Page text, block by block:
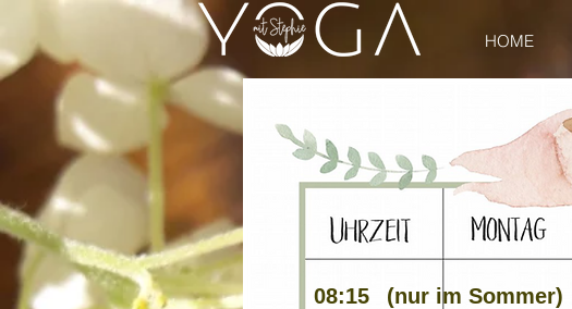
HOME
08:15 (nur im Sommer)